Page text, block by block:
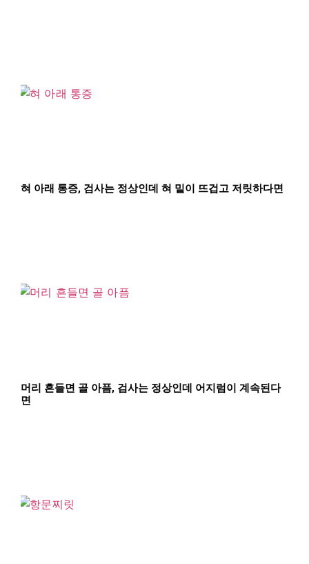
혀 아래 통증, 검사는 정상인데 혀 밑이 뜨겁고 저릿하다면
머리 흔들면 골 아픔, 검사는 정상인데 어지럼이 계속된다
면